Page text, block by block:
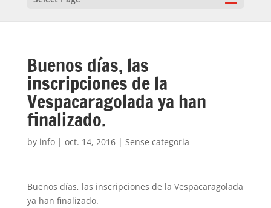
Buenos días, las
inscripciones de la
Vespacaragolada ya han
finalizado.
by info| oct. 14, 2016| Sense categoria
Buenos días, las inscripciones de la Vespacaragolada
ya han finalizado.